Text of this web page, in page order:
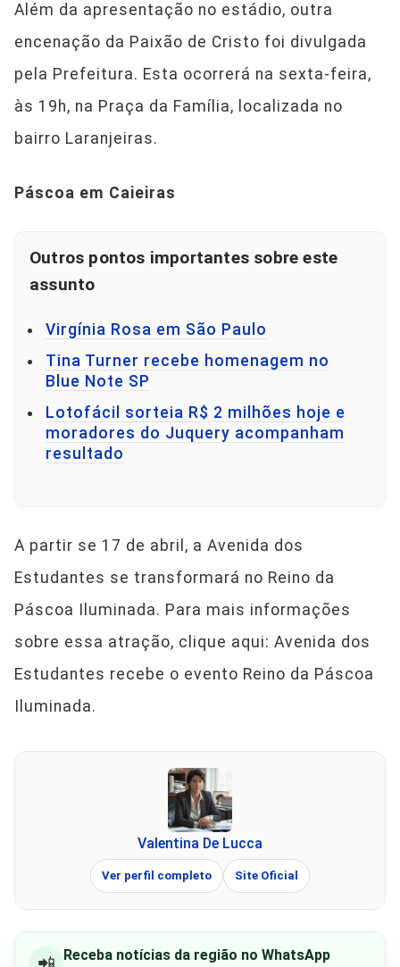
Além da apresentação no estádio, outra
encenação da Paixão de Cristo foi divulgada
pela Prefeitura. Esta ocorrerá na sexta-feira,
às 19h, na Praça da Família, localizada no
bairro Laranjeiras.
Páscoa em Caieiras
Outros pontos importantes sobre este
assunto
Virgínia Rosa em São Paulo
Tina Turner recebe homenagem no
Blue Note SP
Lotofácil sorteia R$ 2 milhões hoje e
moradores do Juquery acompanham
resultado
A partir se 17 de abril, a Avenida dos
Estudantes se transformará no Reino da
Páscoa Iluminada. Para mais informações
sobre essa atração, clique aqui: Avenida dos
Estudantes recebe o evento Reino da Páscoa
Iluminada.
Valentina De Lucca
Ver perfil completo Site Oficial
Receba notícias da região no WhatsApp